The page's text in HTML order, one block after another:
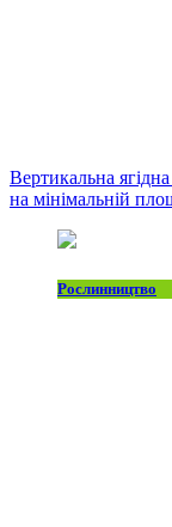
Вертикальна
на мінімальній
Рослинництво